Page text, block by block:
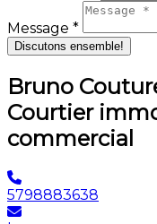
Message *
Discutons ensemble!
Bruno
Courtier
commercial
5798883638